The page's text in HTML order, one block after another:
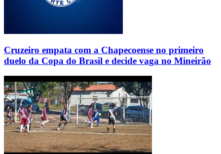
Cruzeiro empata com a Chapecoense no primeiro
duelo da Copa do Brasil e decide vaga no Mineirão